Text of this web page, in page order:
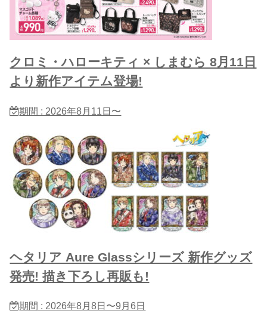
クロミ・ハローキティ × しまむら 8月11日
より新作アイテム登場!
期間 : 2026年8月11日〜
ヘタリア Aure Glassシリーズ 新作グッズ
発売! 描き下ろし再販も!
期間 : 2026年8月8日〜9月6日